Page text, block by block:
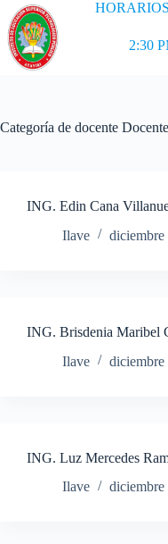
2:30
Categoría de docente
ING. Edin Cana
Ilave
diciembre
ING. Brisdenia Maribel
Ilave
diciembre
ING. Luz Mercedes
Ilave
diciembre